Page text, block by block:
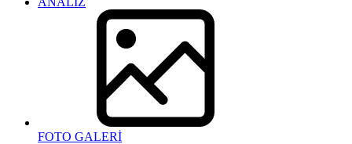
FOTO GALERİ